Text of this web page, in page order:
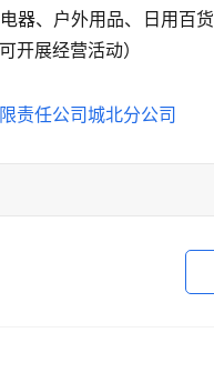
器、户外用品、日用百
开展经营活动）